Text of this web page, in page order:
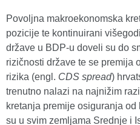
Povoljna makroekonomska
pozicije te kontinuirani
države u BDP-u doveli su do
rizičnosti države te se premija
rizika (engl. CDS spread)
trenutno nalazi na najnižim
kretanja premije osiguranja
su u svim zemljama Srednje i